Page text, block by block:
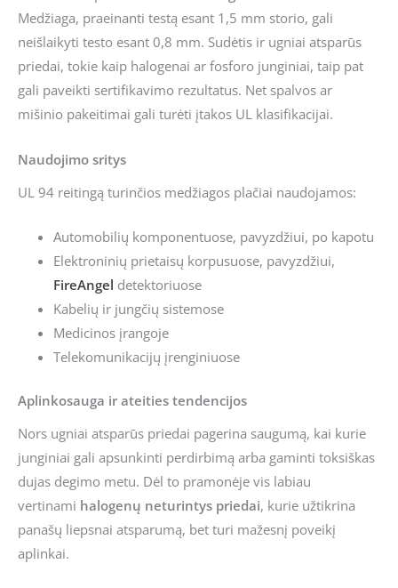
Medžiaga, praeinanti testą esant 1,5 mm storio, gali
neišlaikyti testo esant 0,8 mm. Sudėtis ir ugniai atsparūs
priedai, tokie kaip halogenai ar fosforo junginiai, taip pat
gali paveikti sertifikavimo rezultatus. Net spalvos ar
mišinio pakeitimai gali turėti įtakos UL klasifikacijai.
Naudojimo sritys
UL 94 reitingą turinčios medžiagos plačiai naudojamos:
Automobilių komponentuose, pavyzdžiui, po kapotu
Elektroninių prietaisų korpusuose, pavyzdžiui,
FireAngel detektoriuose
Kabelių ir jungčių sistemose
Medicinos įrangoje
Telekomunikacijų įrenginiuose
Aplinkosauga ir ateities tendencijos
Nors ugniai atsparūs priedai pagerina saugumą, kai kurie
junginiai gali apsunkinti perdirbimą arba gaminti toksiškas
dujas degimo metu. Dėl to pramonėje vis labiau
vertinami halogenų neturintys priedai, kurie užtikrina
panašų liepsnai atsparumą, bet turi mažesnį poveikį
aplinkai.